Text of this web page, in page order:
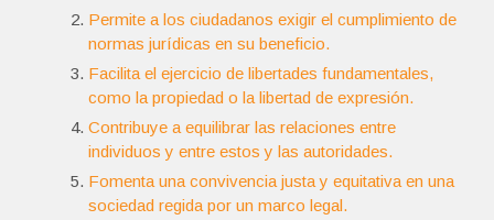
Permite a los ciudadanos exigir el cumplimiento de
normas jurídicas en su beneficio.
Facilita el ejercicio de libertades fundamentales,
como la propiedad o la libertad de expresión.
Contribuye a equilibrar las relaciones entre
individuos y entre estos y las autoridades.
Fomenta una convivencia justa y equitativa en una
sociedad regida por un marco legal.